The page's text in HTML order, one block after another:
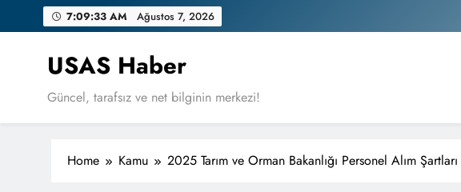
to
7:09:34 AM Ağustos 7, 2026
USAS Haber
Güncel, tarafsız ve net bilginin merkezi!
Home Kamu 2025 Tarım ve Orman Bakanlığı Personel Alım Şartları